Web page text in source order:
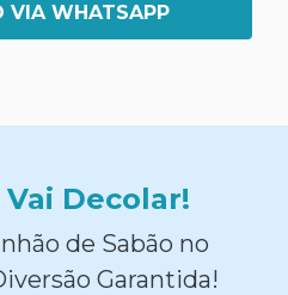
VIA WHATSAPP
Vai Decolar!
de Sabão no
Garantida!